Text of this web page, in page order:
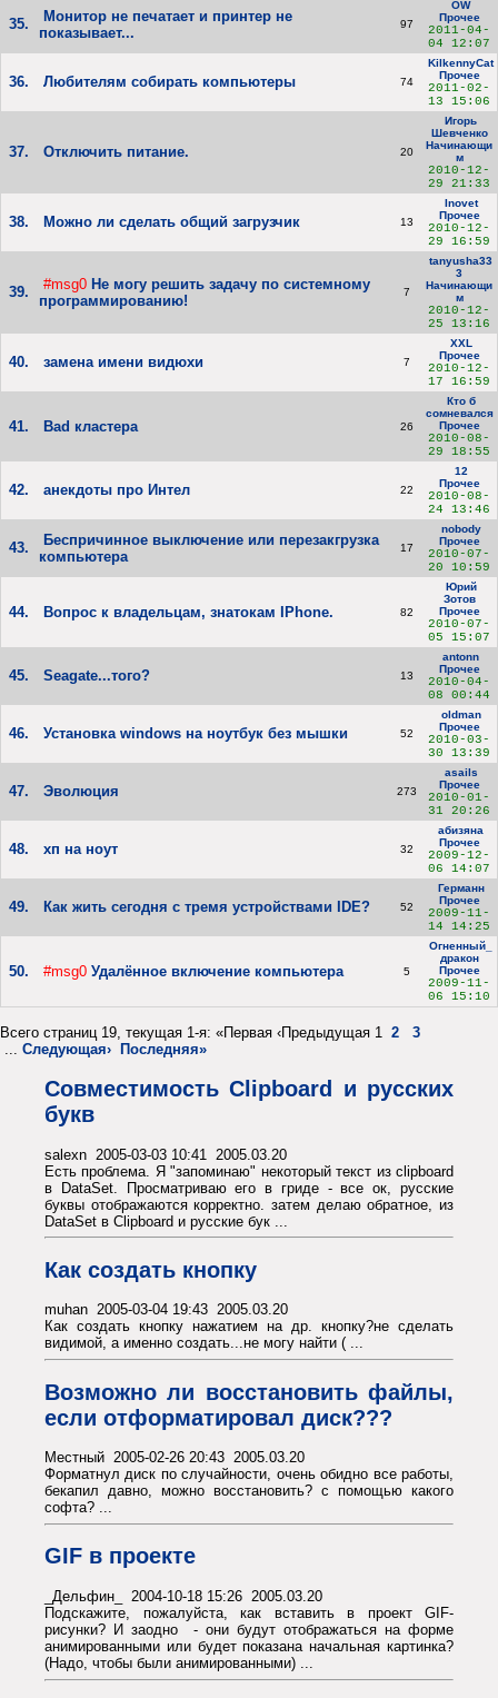
35.
Монитор не печатает и принтер не
показывает...
97
OW
Прочее
2011-04-
04 12:07
36. Любителям собирать компьютеры 74
KilkennyCat
Прочее
2011-02-
13 15:06
37. Отключить питание. 20
Игорь
Шевченко
Начинающи
м
2010-12-
29 21:33
38. Можно ли сделать общий загрузчик 13
Inovet
Прочее
2010-12-
29 16:59
39. #msg0 Не могу решить задачу по системному
программированию!
7
tanyusha33
3
Начинающи
м
2010-12-
25 13:16
40. замена имени видюхи 7
XXL
Прочее
2010-12-
17 16:59
41. Bad кластера 26
Кто б
сомневался
Прочее
2010-08-
29 18:55
42. анекдоты про Интел 22
12
Прочее
2010-08-
24 13:46
43.
Беспричинное выключение или перезакгрузка
компьютера
17
nobody
Прочее
2010-07-
20 10:59
44. Вопрос к владельцам, знатокам IPhone. 82
Юрий
Зотов
Прочее
2010-07-
05 15:07
45. Seagate...того? 13
antonn
Прочее
2010-04-
08 00:44
46. Установка windows на ноутбук без мышки 52
oldman
Прочее
2010-03-
30 13:39
47. Эволюция 273
asails
Прочее
2010-01-
31 20:26
48. хп на ноут 32
абизяна
Прочее
2009-12-
06 14:07
49. Как жить сегодня с тремя устройствами IDE? 52
Германн
Прочее
2009-11-
14 14:25
50. #msg0 Удалённое включение компьютера 5
Огненный_
дракон
Прочее
2009-11-
06 15:10
Всего страниц 19, текущая 1-я: «Первая ‹Предыдущая 1 2
3
... Следующая› Последняя»
Совместимость Clipboard и русских
букв
salexn 2005-03-03 10:41 2005.03.20
Есть проблема. Я "запоминаю" некоторый текст из clipboard
в DataSet. Просматриваю его в гриде - все ок, русские
буквы отображаются корректно. затем делаю обратное, из
DataSet в Clipboard и русские бук ...
Как создать кнопку
muhan 2005-03-04 19:43 2005.03.20
Как создать кнопку нажатием на др. кнопку?не сделать
видимой, а именно создать...не могу найти ( ...
Возможно ли восстановить файлы,
если отформатировал диск???
Местный 2005-02-26 20:43 2005.03.20
Форматнул диск по случайности, очень обидно все работы,
бекапил давно, можно восстановить? с помощью какого
софта? ...
GIF в проекте
_Дельфин_ 2004-10-18 15:26 2005.03.20
Подскажите, пожалуйста, как вставить в проект GIF-
рисунки? И заодно - они будут отображаться на форме
анимированными или будет показана начальная картинка?
(Надо, чтобы были анимированными) ...